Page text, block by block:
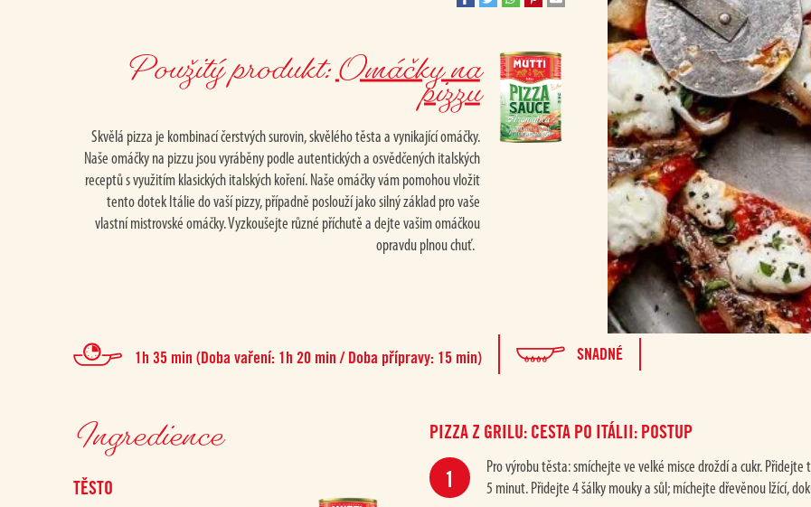
Použitý produkt:Omáčky na
pizzu
Skvělá pizza je kombinací čerstvých surovin, skvělého těsta a vynikající omáčky.
Naše omáčky na pizzu jsou vyráběny podle autentických a osvědčených italských
receptů s využitím klasických italských koření. Naše omáčky vám pomohou vložit
tento dotek Itálie do vaší pizzy, případně poslouží jako silný základ pro vaše
vlastní mistrovské omáčky. Vyzkoušejte různé příchutě a dejte vašim omáčkou
opravdu plnou chuť.
1h 35 min (Doba vaření: 1h 20 min / Doba přípravy: 15 min) SNADNÉ
Ingredience
TĚSTO
PIZZA Z GRILU: CESTA PO ITÁLII: POSTUP
Pro výrobu těsta: smíchejte ve velké misce droždí a cukr.
5 minut. Přidejte 4 šálky mouky a sůl; míchejte dřevěnou lžící,